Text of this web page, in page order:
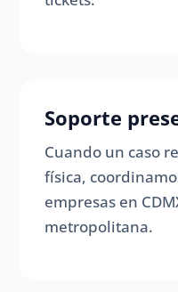
Soporte
Cuando un caso
física,
empresas en
metropolitana.